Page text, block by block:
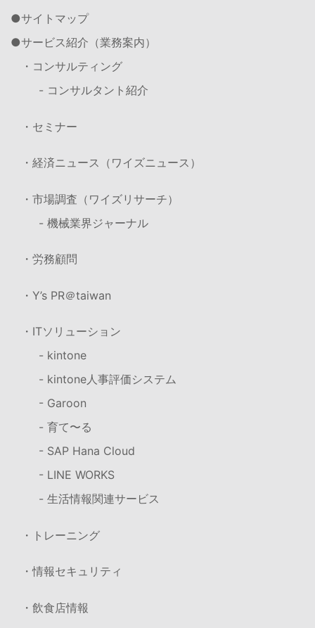
サイトマップ
サービス紹介（業務案内）
・コンサルティング
- コンサルタント紹介
・セミナー
・経済ニュース（ワイズニュース）
・市場調査（ワイズリサーチ）
- 機械業界ジャーナル
・労務顧問
・Y’s PR＠taiwan
・ITソリューション
- kintone
- kintone人事評価システム
- Garoon
- 育て〜る
- SAP Hana Cloud
- LINE WORKS
- 生活情報関連サービス
・トレーニング
・情報セキュリティ
・飲食店情報